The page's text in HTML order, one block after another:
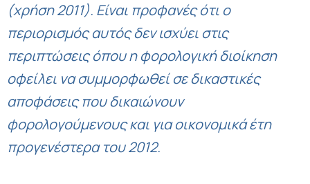
(χρήση 2011). Είναι προφανές ότι ο
περιορισμός αυτός δεν ισχύει στις
περιπτώσεις όπου η φορολογική διοίκηση
οφείλει να συμμορφωθεί σε δικαστικές
αποφάσεις που δικαιώνουν
φορολογούμενους και για οικονομικά έτη
προγενέστερα του 2012.